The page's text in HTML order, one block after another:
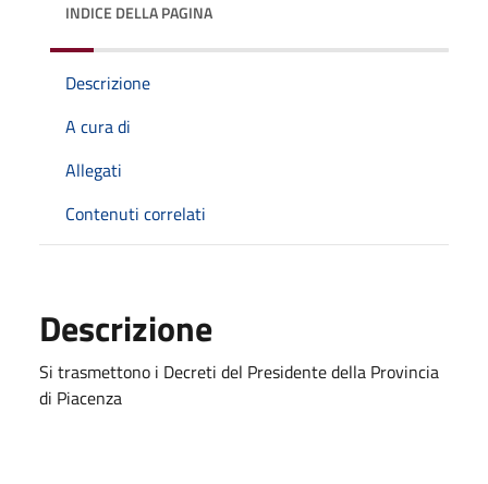
INDICE DELLA PAGINA
Descrizione
A cura di
Allegati
Contenuti correlati
Descrizione
Si trasmettono i Decreti del Presidente della Provincia
di Piacenza